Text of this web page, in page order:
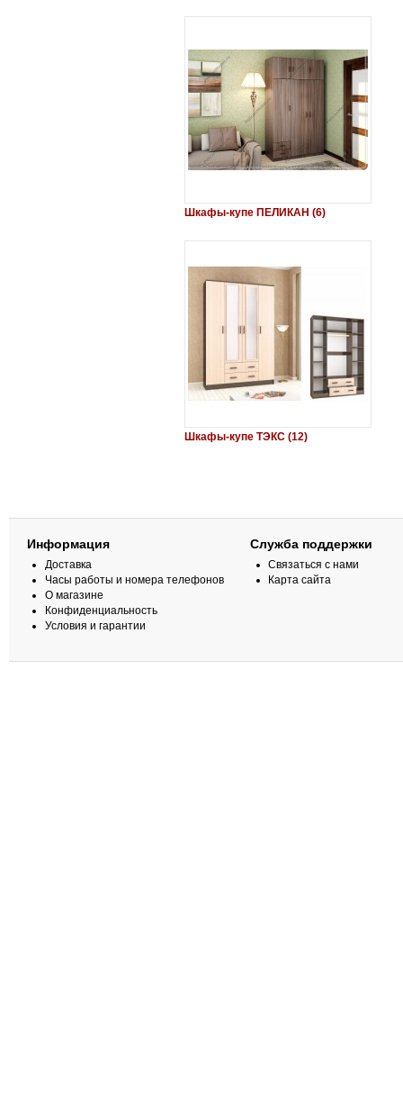
Шкафы-купе ПЕЛИКАН (6)
Шкафы-купе ТЭКС (12)
Информация
Доставка
Часы работы и номера телефонов
О магазине
Конфиденциальность
Условия и гарантии
Служба поддержки
Связаться с нами
Карта сайта